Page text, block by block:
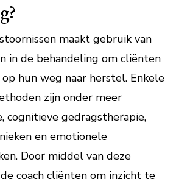
maakt gebruik van
in de behandeling om cliënten
hun weg naar herstel. Enkele
zijn onder meer
cognitieve gedragstherapie,
en emotionele
Door middel van deze
coach cliënten om inzicht te